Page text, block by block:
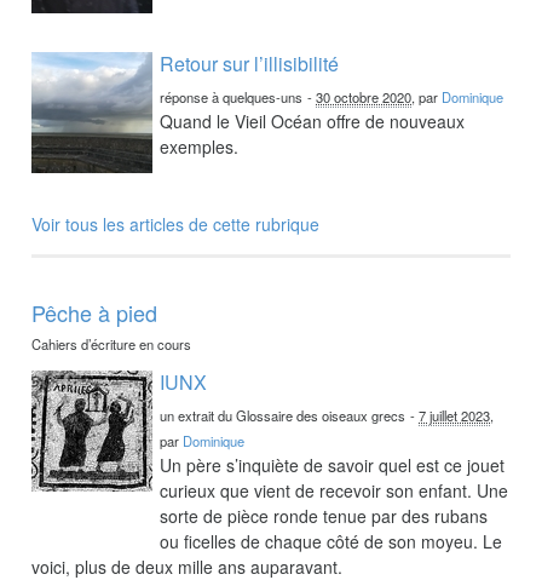
Retour sur l’illisibilité
réponse à quelques-uns -30 octobre 2020, par Dominique
Quand le Vieil Océan offre de nouveaux
exemples.
Voir tous les articles de cette rubrique
Pêche à pied
Cahiers d’écriture en cours
IUNX
un extrait du Glossaire des oiseaux grecs -7 juillet 2023,
par Dominique
Un père s’inquiète de savoir quel est ce jouet
curieux que vient de recevoir son enfant. Une
sorte de pièce ronde tenue par des rubans
ou ficelles de chaque côté de son moyeu. Le
voici, plus de deux mille ans auparavant.